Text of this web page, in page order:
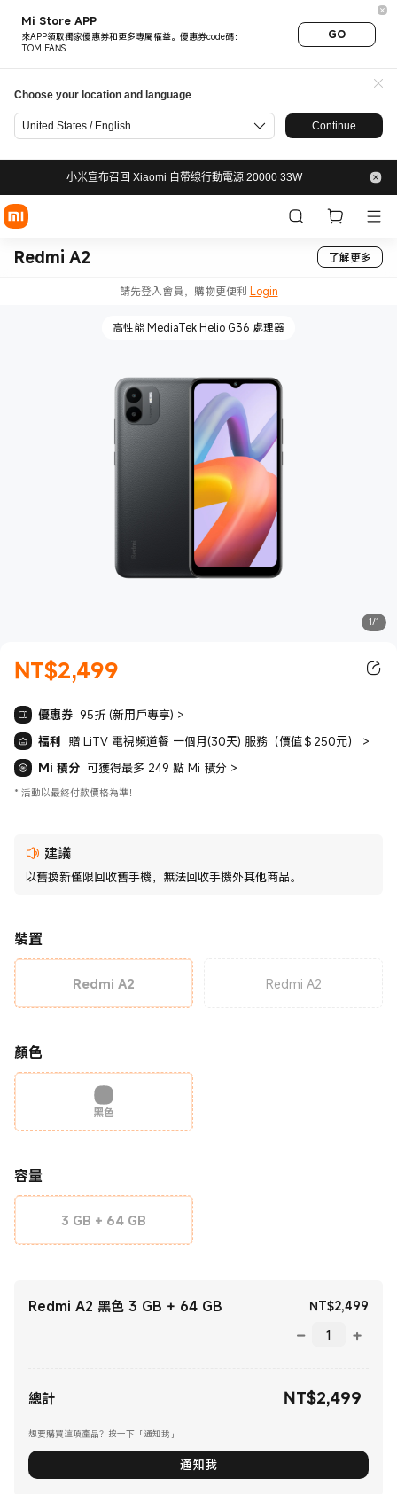
Mi Store APP
來APP領取獨家優惠券和更多專屬權益。優惠券code碼：
TOMIFANS
GO
Choose your location and language
United States / English Continue
小米宣布召回 Xiaomi 自帶缐行動電源 20000 33W
Redmi A2 了解更多
請先登入會員，購物更便利 Login
1/1
高性能 MediaTek Helio G36 處理器
NT$2,499
現價 NT$2499.00
優惠券 95折 (新用戶專享) >
福利 贈 LiTV 電視頻道餐 一個月(30天) 服務（價值＄250元）
>
Mi 積分 可獲得最多 249 點 Mi 積分 >
* 活動以最終付款價格為準！
建議
以舊換新僅限回收舊手機，無法回收手機外其他商品。
裝置
Redmi A2 Redmi A2
顏色
黑色
容量
3 GB + 64 GB
Redmi A2 黑色 3 GB + 64 GB NT$2,499
總計 NT$2,499
想要購買這項產品？按一下「通知我」
通知我